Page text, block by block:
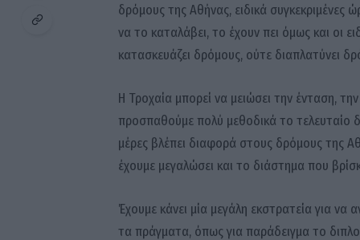
δρόμους της Αθήνας, ειδικά συγκεκριμένες
να το καταλάβει, το έχουν πει όμως και οι
κατασκευάζει δρόμους, ούτε διαπλατύνει
Η Τροχαία μπορεί να μειώσει την ένταση,
προσπαθούμε πολύ μεθοδικά το τελευταίο
μέρες βλέπει διαφορά στους δρόμους της
έχουμε μεγαλώσει και το διάστημα που
Έχουμε κάνει μία μεγάλη εκστρατεία για να
τα πράγματα, όπως για παράδειγμα το